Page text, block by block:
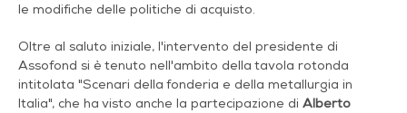
le modifiche delle politiche di acquisto.
Oltre al saluto iniziale, l'intervento del presidente di
Assofond si è tenuto nell'ambito della tavola rotonda
intitolata "Scenari della fonderia e della metallurgia in
Italia", che ha visto anche la partecipazione di Alberto